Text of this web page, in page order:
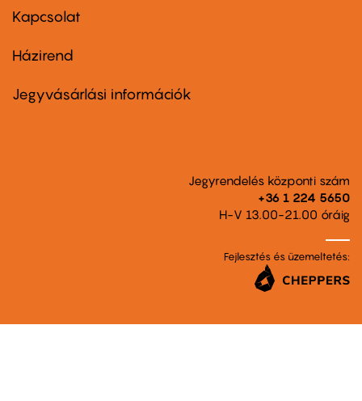
firstKapcsolat
Footer
second
Házirend
Jegyvásárlási információk
Jegyrendelés központi szám
+36 1 224 5650
H-V 13.00-21.00 óráig
Fejlesztés és üzemeltetés: